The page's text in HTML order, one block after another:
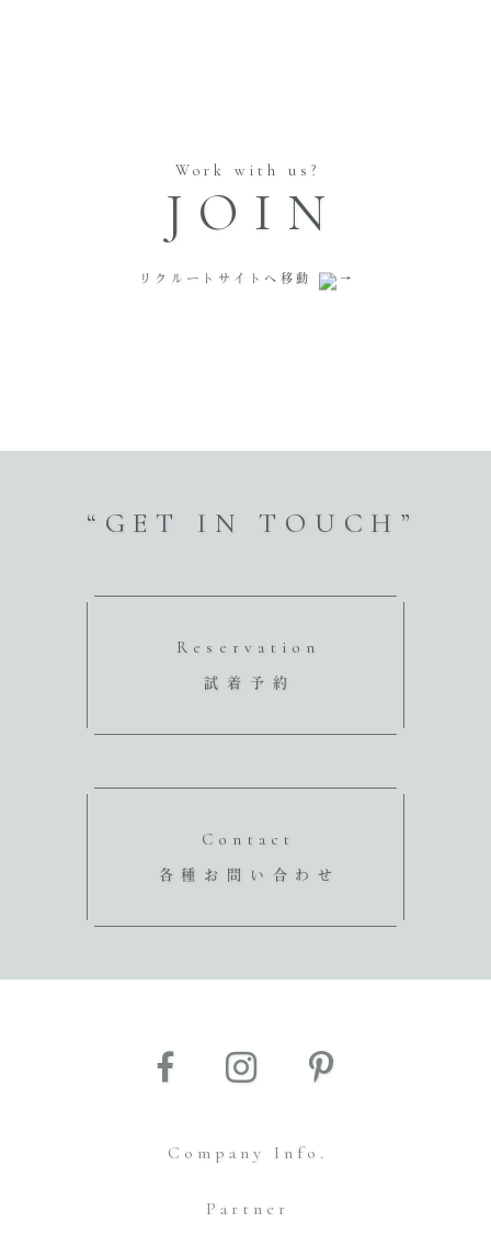
Work with us?
JOIN
リクルートサイトへ移動
“GET IN TOUCH”
Reservation
試着予約
Contact
各種お問い合わせ
Company Info.
Partner